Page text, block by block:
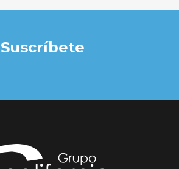
Suscríbete